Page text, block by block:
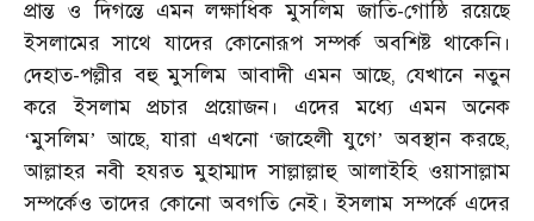
প্রান্ত ও দিগন্তে এমন লক্ষাধিক মুসলিম জাতি-গোষ্ঠি রয়েছে
ইসলামের সাথে যাদের কোনোরূপ সম্পর্ক অবশিষ্ট থাকেনি।
দেহাত-পল্লীর বহু মুসলিম আবাদী এমন আছে, যেখানে নতুন
করে ইসলাম প্রচার প্রয়োজন। এদের মধ্যে এমন অনেক
‘মুসলিম’ আছে, যারা এখনো ‘জাহেলী যুগে’ অবস্থান করছে,
আল্লাহর নবী হযরত মুহাম্মাদ সাল্লাল্লাহু আলাইহি ওয়াসাল্লাম
সম্পর্কেও তাদের কোনো অবগতি নেই। ইসলাম সম্পর্কে এদের